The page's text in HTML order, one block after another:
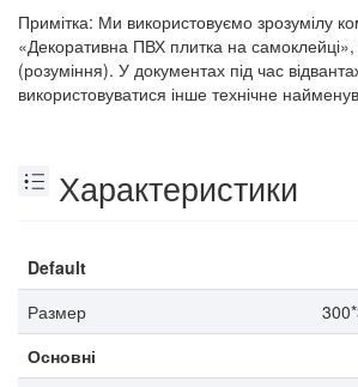
Примітка: Ми використовуємо зрозумілу
«Декоративна ПВХ плитка на самоклейці»,
(розуміння). У документах під час
використовуватися інше технічне
Характеристики
Default
Размер
Основні